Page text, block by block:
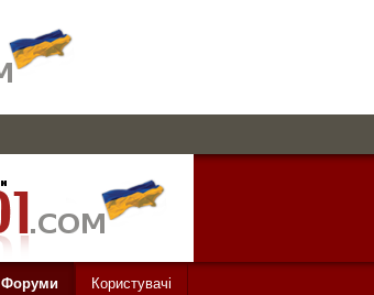
Форуми Користувачі